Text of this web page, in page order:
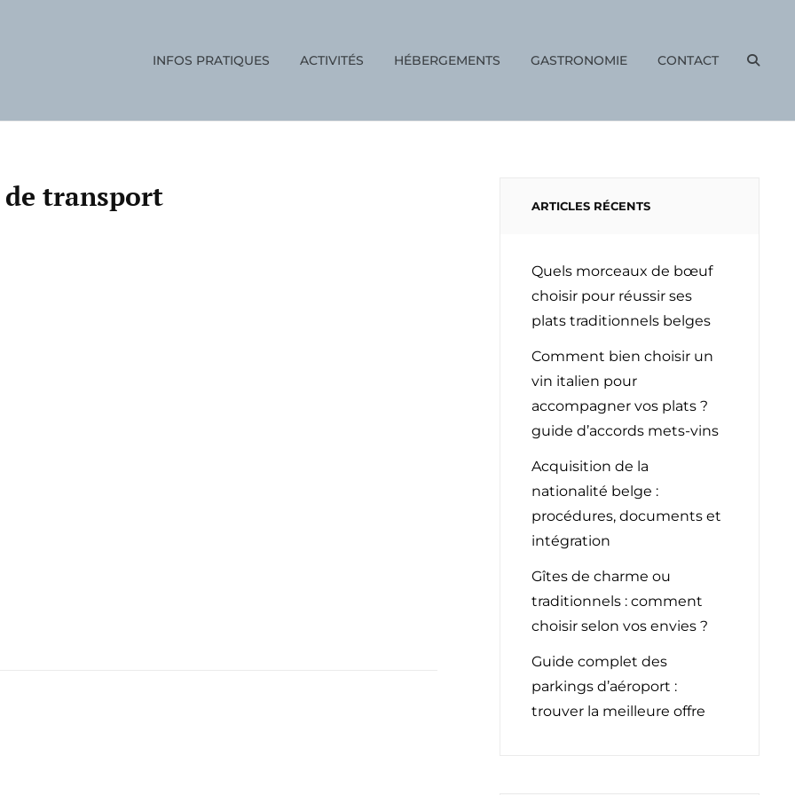
INFOS PRATIQUES ACTIVITÉS HÉBERGEMENTS GASTRONOMIE CONTACT
transport ARTICLES RÉCENTS
Quels morceaux de bœuf
choisir pour réussir ses
plats traditionnels belges
Comment bien choisir un
vin italien pour
accompagner vos plats ?
guide d’accords mets-vins
Acquisition de la
nationalité belge :
procédures, documents et
intégration
Gîtes de charme ou
traditionnels : comment
choisir selon vos envies ?
Guide complet des
parkings d’aéroport :
trouver la meilleure offre